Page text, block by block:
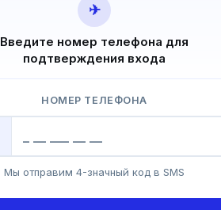
✈
Введите номер телефона для
подтверждения входа
НОМЕР ТЕЛЕФОНА
Мы отправим 4-значный код в SMS